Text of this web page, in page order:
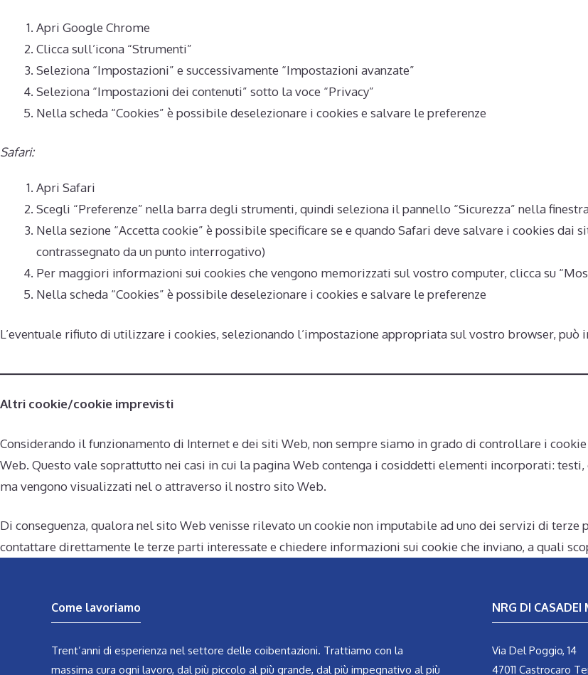
Apri Google Chrome
Clicca sull’icona “Strumenti”
Seleziona “Impostazioni” e successivamente “Impostazioni avanzate”
Seleziona “Impostazioni dei contenuti” sotto la voce “Privacy”
Nella scheda “Cookies” è possibile deselezionare i cookies e salvare le preferenze
Safari:
Apri Safari
Scegli “Preferenze” nella barra degli strumenti, quindi seleziona il pannello “Sicurezza” nella
Nella sezione “Accetta cookie” è possibile specificare se e quando Safari deve salvare i cookies
contrassegnato da un punto interrogativo)
Per maggiori informazioni sui cookies che vengono memorizzati sul vostro computer, clicca su
Nella scheda “Cookies” è possibile deselezionare i cookies e salvare le preferenze
L’eventuale rifiuto di utilizzare i cookies, selezionando l’impostazione appropriata sul vostro browser,
Altri cookie/cookie imprevisti
Considerando il funzionamento di Internet e dei siti Web, non sempre siamo in grado di controllare i
Web. Questo vale soprattutto nei casi in cui la pagina Web contenga i cosiddetti elementi incorporati:
ma vengono visualizzati nel o attraverso il nostro sito Web.
Di conseguenza, qualora nel sito Web venisse rilevato un cookie non imputabile ad uno dei servizi di
contattare direttamente le terze parti interessate e chiedere informazioni sui cookie che inviano, a quali
Come lavoriamo
Trent’anni di esperienza nel settore delle coibentazioni. Trattiamo con la
massima cura ogni lavoro, dal più piccolo al più grande, dal più impegnativo al più
NRG DI CASADEI
Via Del Poggio, 14
47011 Castrocaro